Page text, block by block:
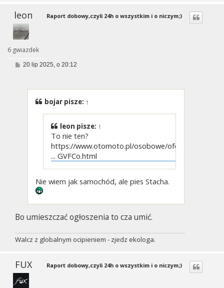
leon
6 gwiazdek
Raport dobowy,czyli 24h o wszystkim i o niczym;)
P20 lip 2025, o 20:12
bojar pisze: ↑
leon pisze: ↑
To nie ten?
https://www.otomoto.pl/osobowe/oferta/s
... GVFCo.html
Nie wiem jak samochód, ale pies Stacha.
Bo umieszczać ogłoszenia to cza umić.
Walcz z globalnym ocipieniem - zjedz ekologa.
FUX Raport dobowy,czyli 24h o wszystkim i o niczym;)